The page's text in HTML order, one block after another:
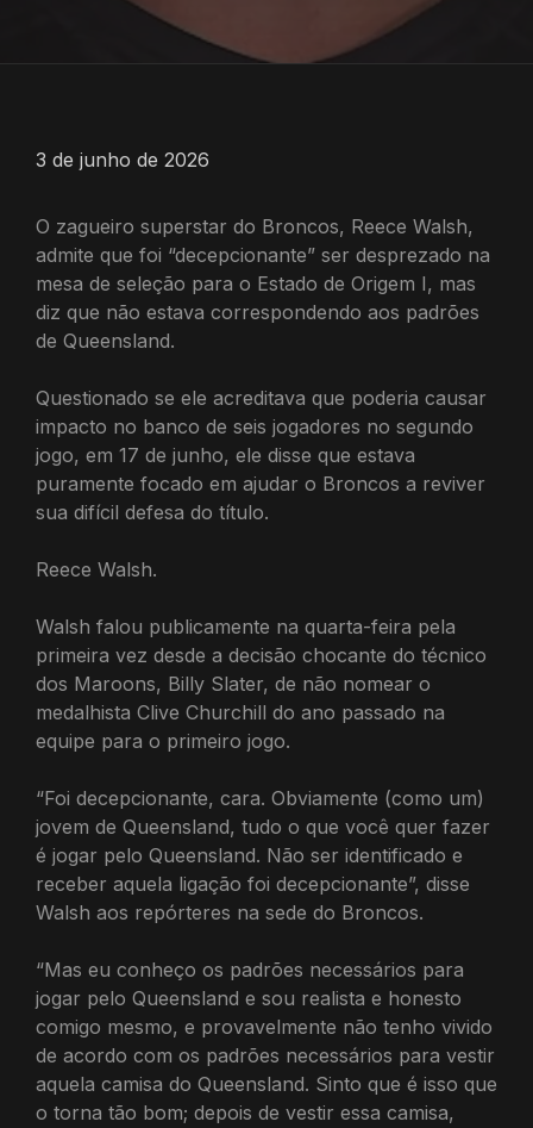
3 de junho de 2026
O zagueiro superstar do Broncos, Reece Walsh,
admite que foi “decepcionante” ser desprezado na
mesa de seleção para o Estado de Origem I, mas
diz que não estava correspondendo aos padrões
de Queensland.
Questionado se ele acreditava que poderia causar
impacto no banco de seis jogadores no segundo
jogo, em 17 de junho, ele disse que estava
puramente focado em ajudar o Broncos a reviver
sua difícil defesa do título.
Reece Walsh.
Walsh falou publicamente na quarta-feira pela
primeira vez desde a decisão chocante do técnico
dos Maroons, Billy Slater, de não nomear o
medalhista Clive Churchill do ano passado na
equipe para o primeiro jogo.
“Foi decepcionante, cara. Obviamente (como um)
jovem de Queensland, tudo o que você quer fazer
é jogar pelo Queensland. Não ser identificado e
receber aquela ligação foi decepcionante”, disse
Walsh aos repórteres na sede do Broncos.
“Mas eu conheço os padrões necessários para
jogar pelo Queensland e sou realista e honesto
comigo mesmo, e provavelmente não tenho vivido
de acordo com os padrões necessários para vestir
aquela camisa do Queensland. Sinto que é isso que
o torna tão bom; depois de vestir essa camisa,